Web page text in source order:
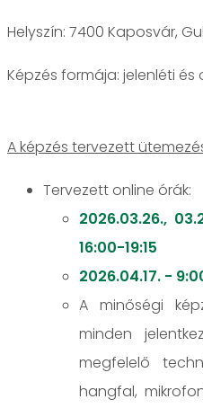
Helyszín: 7400 Kaposvár,
jelenléti és
A képzés tervezett
Tervezett online órák:
2026.03.26.,
16:00-19:15
2026.04.17. -
A minőségi
minden
megfelelő
hangfal,